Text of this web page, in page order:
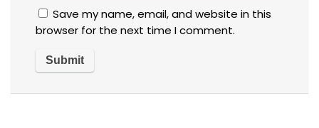
Save my name, email, and website in this
browser for the next time I comment.